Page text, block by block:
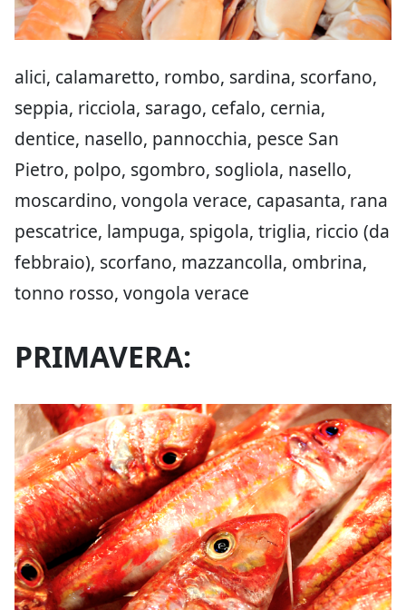
alici, calamaretto, rombo, sardina, scorfano,
seppia, ricciola, sarago, cefalo, cernia,
dentice, nasello, pannocchia, pesce San
Pietro, polpo, sgombro, sogliola, nasello,
moscardino, vongola verace, capasanta, rana
pescatrice, lampuga, spigola, triglia, riccio (da
febbraio), scorfano, mazzancolla, ombrina,
tonno rosso, vongola verace
PRIMAVERA: